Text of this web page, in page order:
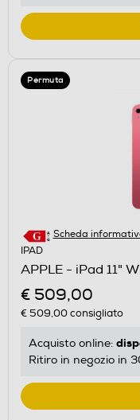
Permuta
Scheda
IPAD
APPLE - iPad 11"
€ 509,00
€ 509,00consigliato
Acquisto online:
Ritiro in negozio in